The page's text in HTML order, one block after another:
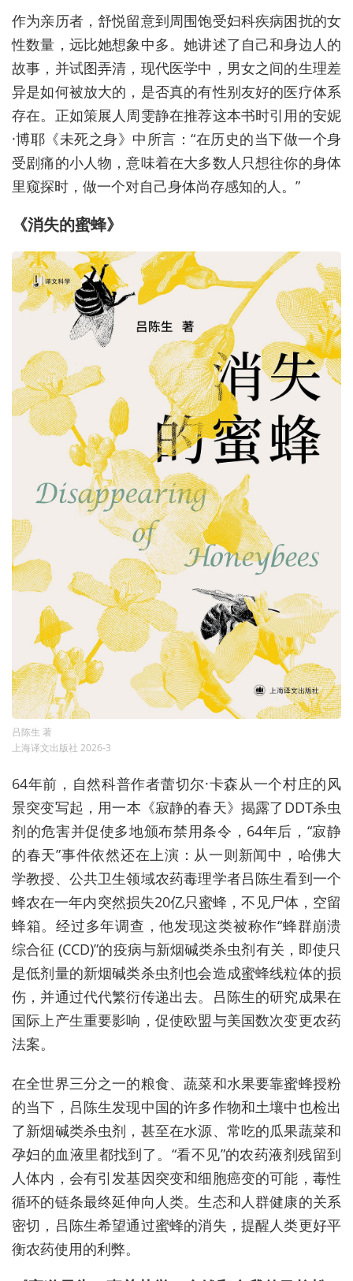
作为亲历者，舒悦留意到周围饱受妇科疾病困扰的女
性数量，远比她想象中多。她讲述了自己和身边人的
故事，并试图弄清，现代医学中，男女之间的生理差
异是如何被放大的，是否真的有性别友好的医疗体系
存在。正如策展人周雯静在推荐这本书时引用的安妮
·博耶《未死之身》中所言：“在历史的当下做一个身
受剧痛的小人物，意味着在大多数人只想往你的身体
里窥探时，做一个对自己身体尚存感知的人。”
《消失的蜜蜂》
吕陈生 著
上海译文出版社 2026-3
64年前，自然科普作者蕾切尔·卡森从一个村庄的风
景突变写起，用一本《寂静的春天》揭露了DDT杀虫
剂的危害并促使多地颁布禁用条令，64年后，“寂静
的春天”事件依然还在上演：从一则新闻中，哈佛大
学教授、公共卫生领域农药毒理学者吕陈生看到一个
蜂农在一年内突然损失20亿只蜜蜂，不见尸体，空留
蜂箱。经过多年调查，他发现这类被称作“蜂群崩溃
综合征 (CCD)”的疫病与新烟碱类杀虫剂有关，即使只
是低剂量的新烟碱类杀虫剂也会造成蜜蜂线粒体的损
伤，并通过代代繁衍传递出去。吕陈生的研究成果在
国际上产生重要影响，促使欧盟与美国数次变更农药
法案。
在全世界三分之一的粮食、蔬菜和水果要靠蜜蜂授粉
的当下，吕陈生发现中国的许多作物和土壤中也检出
了新烟碱类杀虫剂，甚至在水源、常吃的瓜果蔬菜和
孕妇的血液里都找到了。“看不见”的农药液剂残留到
人体内，会有引发基因突变和细胞癌变的可能，毒性
循环的链条最终延伸向人类。生态和人群健康的关系
密切，吕陈生希望通过蜜蜂的消失，提醒人类更好平
衡农药使用的利弊。